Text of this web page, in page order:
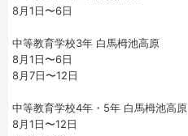
8月1日〜6日
中等教育学校3年 白馬栂池高原
8月1日〜6日
8月7日〜12日
中等教育学校4年・5年 白馬栂池高原
8月1日〜12日